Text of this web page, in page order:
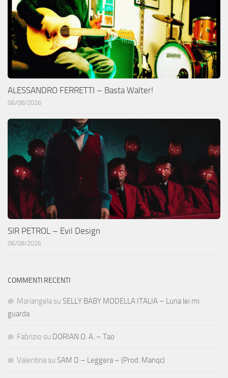
ALESSANDRO FERRETTI – Basta Walter!
06/08/2026
SIR PETROL – Evil Design
06/08/2026
COMMENTI RECENTI
Mariangela su SELLY BABY MODELLA ITALIA – Luna lei mi
guarda
Fabrizio su DORIAN O. A. – Tao
Valentina su SAM D – Leggera – (Prod. Manqc)